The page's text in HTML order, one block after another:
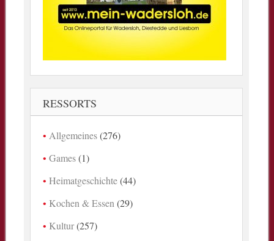
RESSORTS
Allgemeines(276)
Games(1)
Heimatgeschichte(44)
Kochen & Essen (29)
Kultur(257)